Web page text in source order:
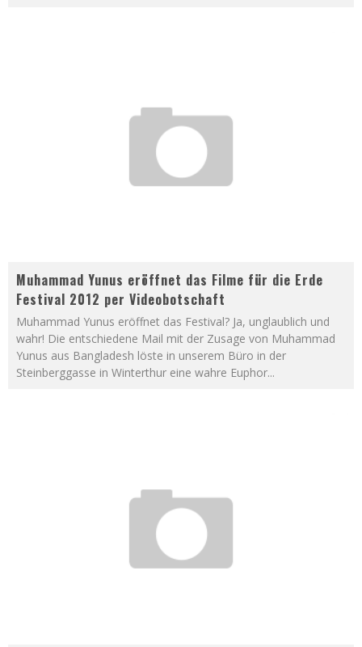
Muhammad Yunus eröffnet das Filme für die Erde
Festival 2012 per Videobotschaft
Muhammad Yunus eröffnet das Festival? Ja, unglaublich und
wahr! Die entschiedene Mail mit der Zusage von Muhammad
Yunus aus Bangladesh löste in unserem Büro in der
Steinberggasse in Winterthur eine wahre Euphor...